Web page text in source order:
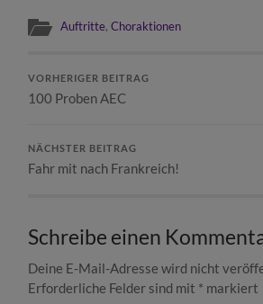
Auftritte,Choraktionen
VORHERIGER BEITRAG
100 Proben AEC
NÄCHSTER BEITRAG
Fahr mit nach Frankreich!
Schreibe einen
Deine E-Mail-Adresse wird nicht
Erforderliche Felder sind mit * markiert